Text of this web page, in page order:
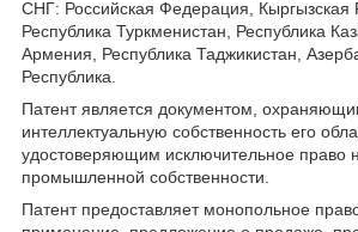
СНГ: Российская Федерация, Кыргызская
Республика Туркменистан, Республика
Армения, Республика Таджикистан,
Республика.
Патент является документом,
интеллектуальную собственность его
удостоверяющим исключительное право
промышленной собственности.
Патент предоставляет монопольное